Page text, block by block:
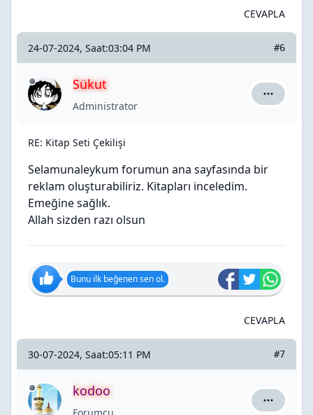
CEVAPLA
24-07-2024, Saat:03:04 PM #6
Sükut
Administrator Sükut
RE: Kitap Seti Çekilişi
Selamunaleykum forumun ana sayfasında bir
reklam oluşturabiliriz. Kitapları inceledim.
Emeğine sağlık.
Allah sizden razı olsun
Bunu ilk beğenen sen ol.
CEVAPLA
30-07-2024, Saat:05:11 PM #7
kodoo
kodoo